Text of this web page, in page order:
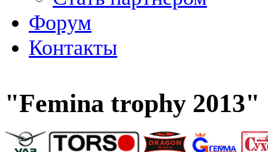
Форум
Контакты
"Femina trophy 2013"